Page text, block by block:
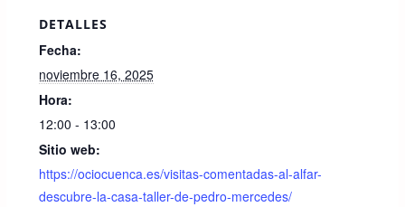
c
e
b
o
o
k
A
DETALLES
Fecha:
noviembre 16, 2025
Hora:
12:00 - 13:00
Sitio web:
https://ociocuenca.es/visitas-comentadas-al-alfar-
descubre-la-casa-taller-de-pedro-mercedes/